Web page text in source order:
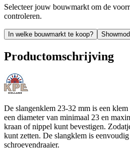
Selecteer jouw bouwmarkt om de
controleren.
In welke bouwmarkt te koop?
Productomschrijving
De slangenklem 23-32 mm is een klem
een diameter van minimaal 23 en
kraan of nippel kunt bevestigen.
kunt zetten. De slangklem is
schroevendraaier.